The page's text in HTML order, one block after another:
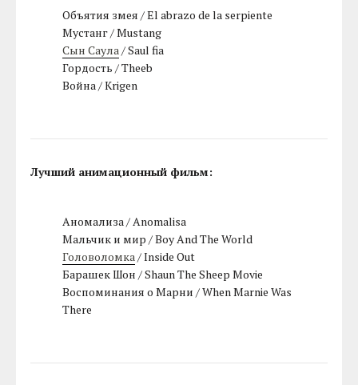
Объятия змея / El abrazo de la serpiente
Мустанг / Mustang
Сын Саула/ Saul fia
Гордость / Theeb
Война / Krigen
Лучший анимационный фильм:
Аномализа / Anomalisa
Мальчик и мир / Boy And The World
Головоломка/ Inside Out
Барашек Шон / Shaun The Sheep Movie
Воспоминания о Марни / When Marnie Was
There